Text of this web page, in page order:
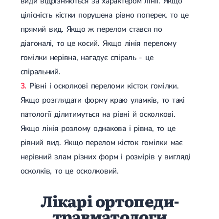
Аритмія
Синусова аритмія
Миготлива аритмія
Екстрасистолічна аритмія
Стенокардія
Вазоспастична стенокардія
Електрокардіограма (ЕКГ)
Кардіологія при веденні вагітності
Гіпертонія
Терапія
Жовчнокам'яна хвороба (ЖКХ)
Лікування жовчнокам'яної хвороби
Камені у жовчному міхурі
Панкреатит
Реактивний панкреатит
Гострий панкреатит
Хронічний панкреатит
Калькульозний холецистит
Гострий холецистит
Безкам'яний холецистит
цілісність кістки порушена рівно поперек, то це
прямий вид. Якщо ж перелом стався по
діагоналі, то це косий. Якщо лінія перелому
гомілки нерівна, нагадує спіраль - це
спіральний.
Рівні і осколкові переломи кісток гомілки.
Якщо розглядати форму краю уламків, то такі
патології ділитимуться на рівні й осколкові.
Якщо лінія розлому однакова і рівна, то це
рівний вид. Якщо перелом кісток гомілки має
нерівний злам різних форм і розмірів у вигляді
осколків, то це осколковий.
Лікарі ортопеди-